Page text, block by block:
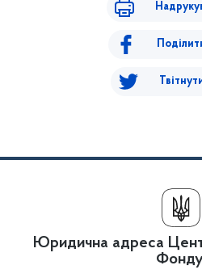
Юридична адреса